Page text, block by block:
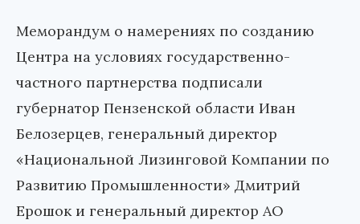
Меморандум о намерениях по созданию
Центра на условиях государственно-
частного партнерства подписали
губернатор Пензенской области Иван
Белозерцев, генеральный директор
«Национальной Лизинговой Компании по
Развитию Промышленности» Дмитрий
Ерошок и генеральный директор АО